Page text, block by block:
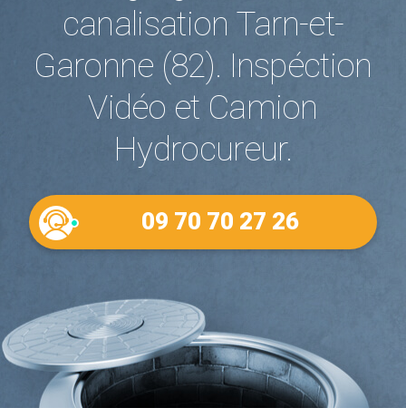
canalisation Tarn-et-
Garonne (82). Inspéction
Vidéo et Camion
Hydrocureur.
09 70 70 27 26